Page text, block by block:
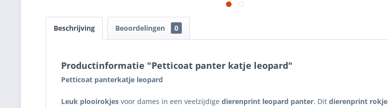
Beschrijving Beoordelingen 0
Productinformatie "Petticoat panter katje leopard"
Petticoat panterkatje leopard
Leuk plooirokjes voor dames in een veelzijdige dierenprint leopard panter. Dit dierenprint rokje